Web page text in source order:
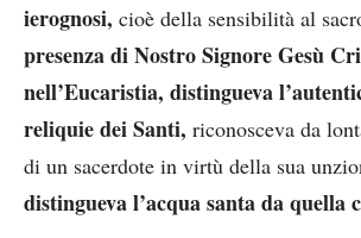
ierognosi, cioè della sensibilità al
presenza di Nostro Signore Gesù
nell’Eucaristia, distingueva
reliquie dei Santi, riconosceva da
di un sacerdote in virtù della sua
distingueva l’acqua santa da quella